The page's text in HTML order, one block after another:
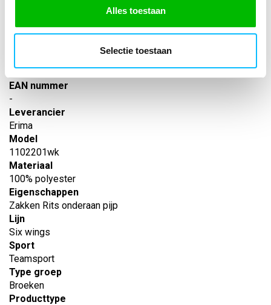
Alles toestaan
Selectie toestaan
SPECIFICATIES
EAN nummer
-
Leverancier
Erima
Model
1102201wk
Materiaal
100% polyester
Eigenschappen
Zakken Rits onderaan pijp
Lijn
Six wings
Sport
Teamsport
Type groep
Broeken
Producttype